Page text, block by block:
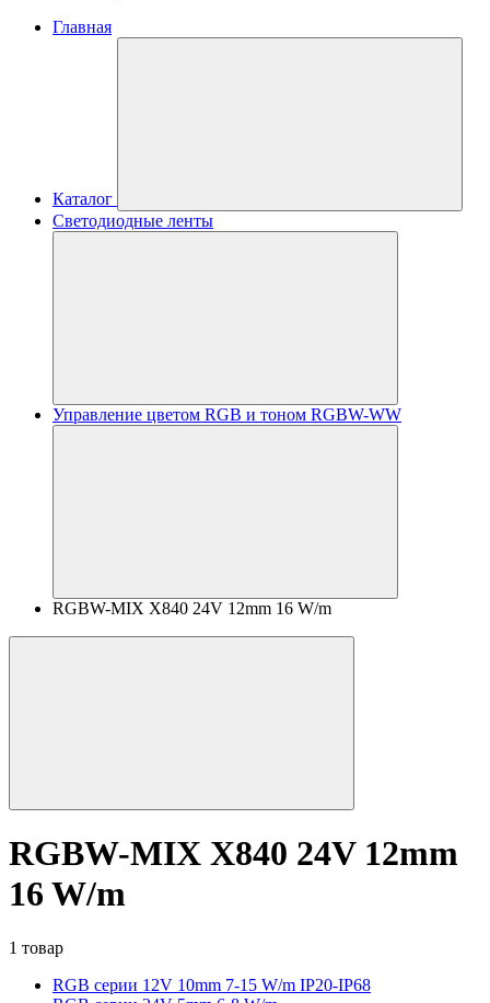
Главная
Каталог
Светодиодные ленты
Управление цветом RGB и тоном RGBW-WW
RGBW-MIX X840 24V 12mm 16 W/m
RGBW-MIX X840 24V 12mm
16 W/m
1 товар
RGB серии 12V 10mm 7-15 W/m IP20-IP68